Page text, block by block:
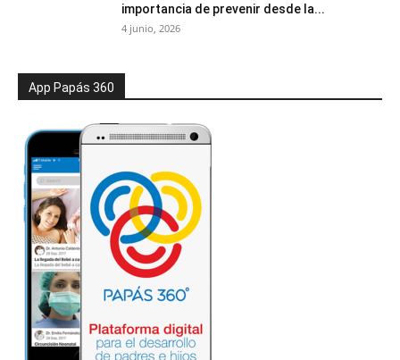
importancia de prevenir desde la...
4 junio, 2026
App Papás 360